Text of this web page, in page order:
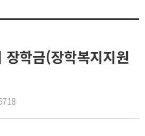
학금(장학복지지원